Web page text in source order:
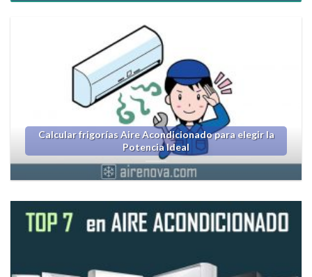
Calcular frigorías Aire Acondicionado para elegir la
Potencia Ideal